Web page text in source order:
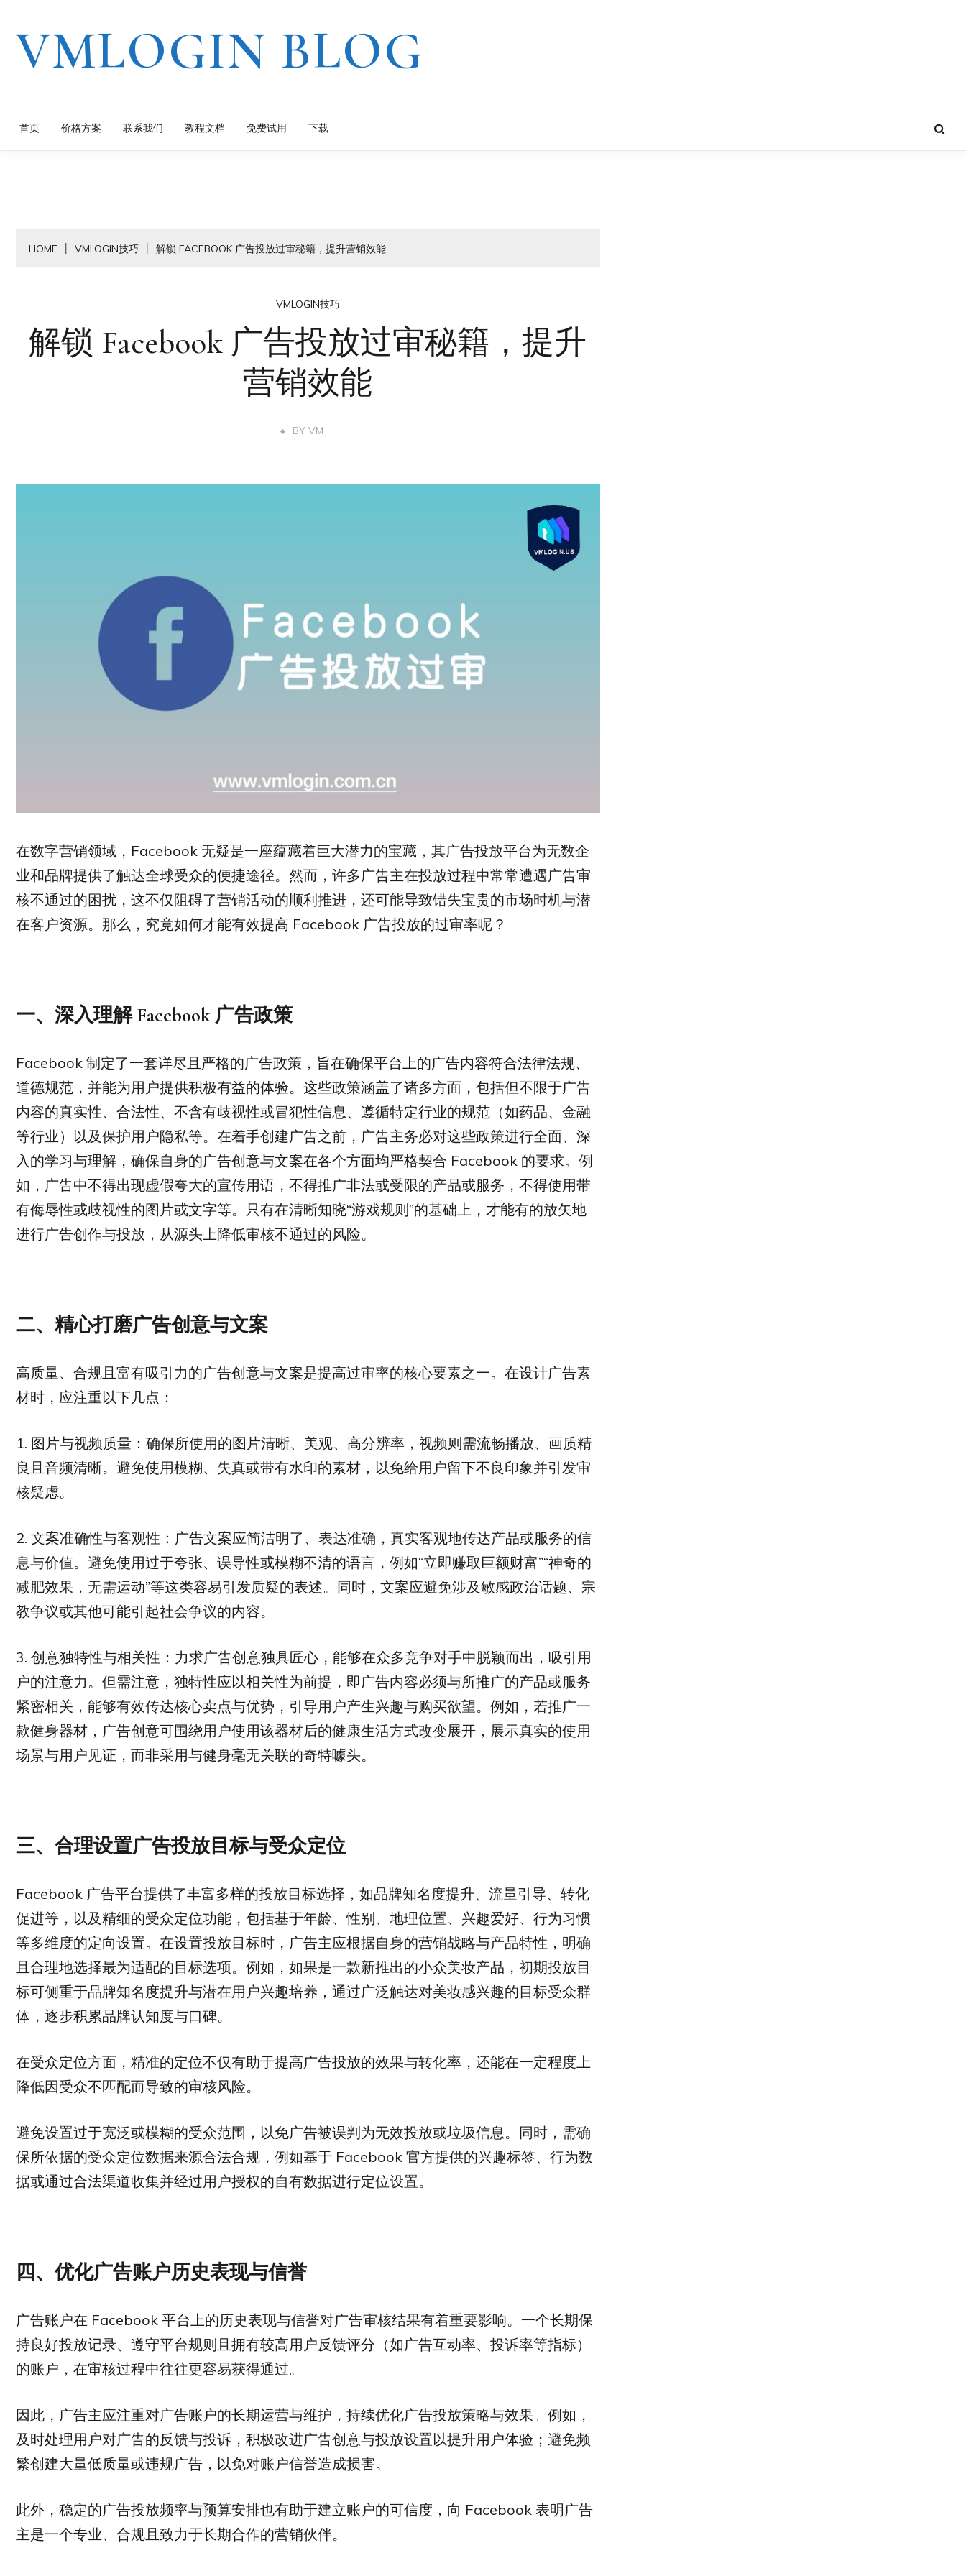
content
VMLOGIN BLOG
首页 价格方案 联系我们 教程文档 免费试用 下载
HOME VMLOGIN技巧 解锁 FACEBOOK 广告投放过审秘籍，提升营销效能
VMLOGIN技巧
解锁 Facebook 广告投放过审秘籍，提升
营销效能
BY VM
在数字营销领域，Facebook 无疑是一座蕴藏着巨大潜力的宝藏，其广告投放平台为无数企
业和品牌提供了触达全球受众的便捷途径。然而，许多广告主在投放过程中常常遭遇广告审
核不通过的困扰，这不仅阻碍了营销活动的顺利推进，还可能导致错失宝贵的市场时机与潜
在客户资源。那么，究竟如何才能有效提高 Facebook 广告投放的过审率呢？
一、深入理解 Facebook 广告政策
Facebook 制定了一套详尽且严格的广告政策，旨在确保平台上的广告内容符合法律法规、
道德规范，并能为用户提供积极有益的体验。这些政策涵盖了诸多方面，包括但不限于广告
内容的真实性、合法性、不含有歧视性或冒犯性信息、遵循特定行业的规范（如药品、金融
等行业）以及保护用户隐私等。在着手创建广告之前，广告主务必对这些政策进行全面、深
入的学习与理解，确保自身的广告创意与文案在各个方面均严格契合 Facebook 的要求。例
如，广告中不得出现虚假夸大的宣传用语，不得推广非法或受限的产品或服务，不得使用带
有侮辱性或歧视性的图片或文字等。只有在清晰知晓“游戏规则”的基础上，才能有的放矢地
进行广告创作与投放，从源头上降低审核不通过的风险。
二、精心打磨广告创意与文案
高质量、合规且富有吸引力的广告创意与文案是提高过审率的核心要素之一。在设计广告素
材时，应注重以下几点：
1. 图片与视频质量：确保所使用的图片清晰、美观、高分辨率，视频则需流畅播放、画质精
良且音频清晰。避免使用模糊、失真或带有水印的素材，以免给用户留下不良印象并引发审
核疑虑。
2. 文案准确性与客观性：广告文案应简洁明了、表达准确，真实客观地传达产品或服务的信
息与价值。避免使用过于夸张、误导性或模糊不清的语言，例如“立即赚取巨额财富”“神奇的
减肥效果，无需运动”等这类容易引发质疑的表述。同时，文案应避免涉及敏感政治话题、宗
教争议或其他可能引起社会争议的内容。
3. 创意独特性与相关性：力求广告创意独具匠心，能够在众多竞争对手中脱颖而出，吸引用
户的注意力。但需注意，独特性应以相关性为前提，即广告内容必须与所推广的产品或服务
紧密相关，能够有效传达核心卖点与优势，引导用户产生兴趣与购买欲望。例如，若推广一
款健身器材，广告创意可围绕用户使用该器材后的健康生活方式改变展开，展示真实的使用
场景与用户见证，而非采用与健身毫无关联的奇特噱头。
三、合理设置广告投放目标与受众定位
Facebook 广告平台提供了丰富多样的投放目标选择，如品牌知名度提升、流量引导、转化
促进等，以及精细的受众定位功能，包括基于年龄、性别、地理位置、兴趣爱好、行为习惯
等多维度的定向设置。在设置投放目标时，广告主应根据自身的营销战略与产品特性，明确
且合理地选择最为适配的目标选项。例如，如果是一款新推出的小众美妆产品，初期投放目
标可侧重于品牌知名度提升与潜在用户兴趣培养，通过广泛触达对美妆感兴趣的目标受众群
体，逐步积累品牌认知度与口碑。
在受众定位方面，精准的定位不仅有助于提高广告投放的效果与转化率，还能在一定程度上
降低因受众不匹配而导致的审核风险。
避免设置过于宽泛或模糊的受众范围，以免广告被误判为无效投放或垃圾信息。同时，需确
保所依据的受众定位数据来源合法合规，例如基于 Facebook 官方提供的兴趣标签、行为数
据或通过合法渠道收集并经过用户授权的自有数据进行定位设置。
四、优化广告账户历史表现与信誉
广告账户在 Facebook 平台上的历史表现与信誉对广告审核结果有着重要影响。一个长期保
持良好投放记录、遵守平台规则且拥有较高用户反馈评分（如广告互动率、投诉率等指标）
的账户，在审核过程中往往更容易获得通过。
因此，广告主应注重对广告账户的长期运营与维护，持续优化广告投放策略与效果。例如，
及时处理用户对广告的反馈与投诉，积极改进广告创意与投放设置以提升用户体验；避免频
繁创建大量低质量或违规广告，以免对账户信誉造成损害。
此外，稳定的广告投放频率与预算安排也有助于建立账户的可信度，向 Facebook 表明广告
主是一个专业、合规且致力于长期合作的营销伙伴。